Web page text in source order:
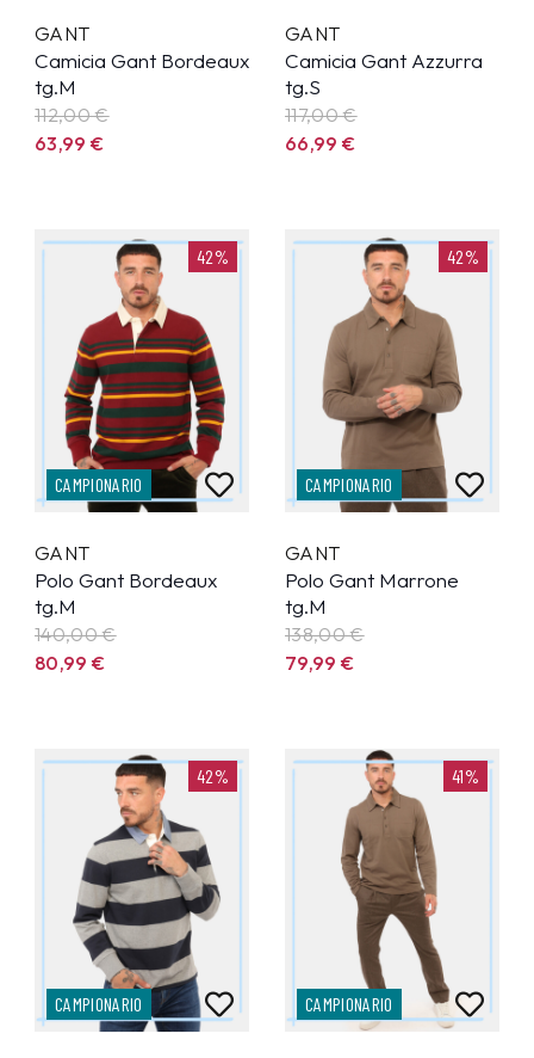
GANT
Camicia Gant Bordeaux
tg.M
112,00 €
63,99€
GANT
Camicia Gant Azzurra
tg.S
117,00 €
66,99€
42%
CAMPIONARIO
GANT
Polo Gant Bordeaux
tg.M
140,00 €
80,99€
42%
CAMPIONARIO
GANT
Polo Gant Marrone
tg.M
138,00 €
79,99€
42%
CAMPIONARIO
41%
CAMPIONARIO